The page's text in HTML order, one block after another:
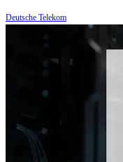
Deutsche Telekom